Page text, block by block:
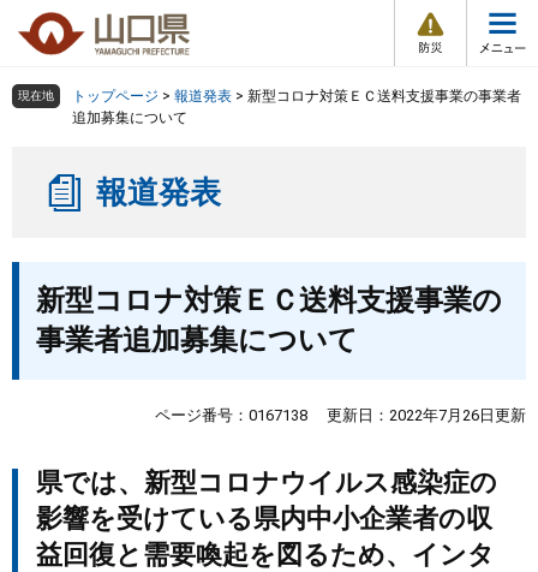
の
ー
情
報
メ
ュ
組織で探す
くらし・環境
しごと・産業・観光
検索の仕方 組織で探す
現在地 トップページ > 報道発表 > 新型コロナ対策ＥＣ送料支援事業の事業者
追加募集について
報道発表
新型コロナ対策ＥＣ送料支援事業の
事業者追加募集について
ページ番号：0167138 更新日：2022年7月26日更新
県では、新型コロナウイルス感染症の
影響を受けている県内中小企業者の収
益回復と需要喚起を図るため、インタ